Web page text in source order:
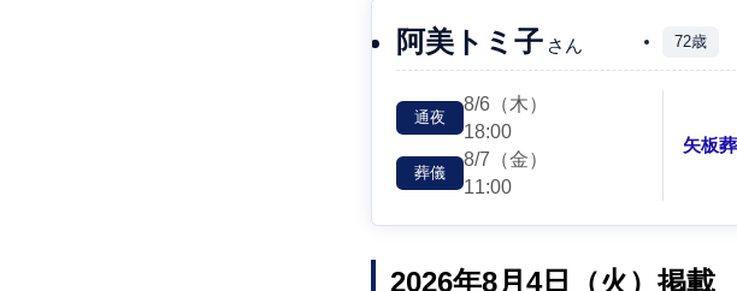
阿美トミ子 さん 72歳
通夜
8/6 （木）
18:00
葬儀
8/7 （金）
11:00
矢板
2026年8月4日（火）掲載